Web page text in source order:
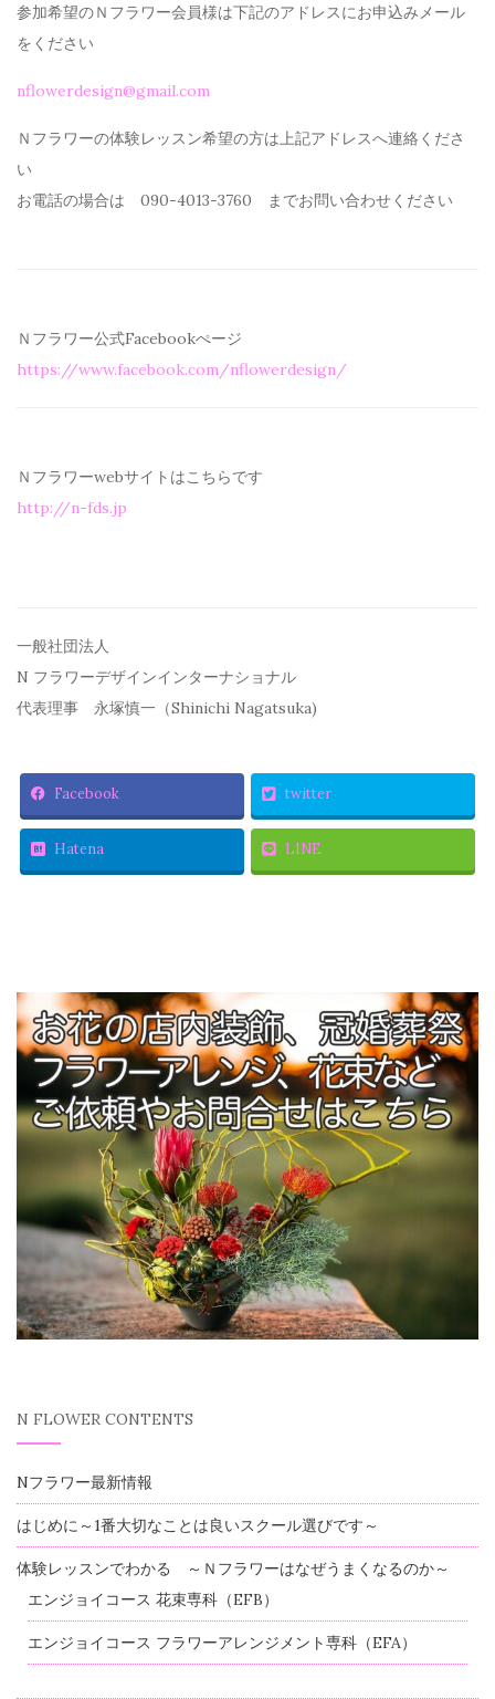
参加希望のＮフラワー会員様は下記のアドレスにお申込みメール
を ください
nflowerdesign@gmail.com
Ｎフラワーの体験レッスン希望の方は上記アドレスへ連絡くださ
い
お電話の場合は 090-4013-3760 までお問い合わせください
Ｎフラワー公式Facebookぺージ
https://www.facebook.com/nflowerdesign/
Ｎフラワーwebサイトはこちらです
http://n-fds.jp
一般社団法人
N フラワーデザインインターナショナル
代表理事 永塚慎一（Shinichi Nagatsuka)
Facebook twitter
Hatena LINE
N FLOWER CONTENTS
Nフラワー最新情報
はじめに～1番大切なことは良いスクール選びです～
体験レッスンでわかる ～Ｎフラワーはなぜうまくなるのか～
エンジョイコース 花束専科（EFB）
エンジョイコース フラワーアレンジメント専科（EFA）